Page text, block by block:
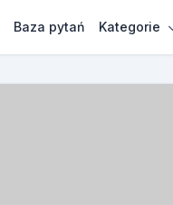
Baza pytań Kategorie